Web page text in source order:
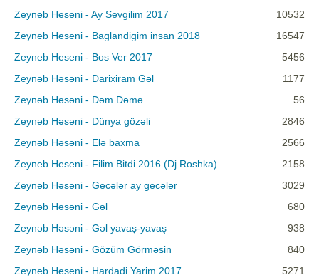
Zeyneb Heseni - Ay Sevgilim 2017
10532
Zeyneb Heseni - Baglandigim insan 2018
16547
Zeyneb Heseni - Bos Ver 2017
5456
Zeynəb Həsəni - Darixiram Gəl
1177
Zeynəb Həsəni - Dəm Dəmə
56
Zeynəb Həsəni - Dünya gözəli
2846
Zeynəb Həsəni - Elə baxma
2566
Zeyneb Heseni - Filim Bitdi 2016 (Dj Roshka)
2158
Zeynəb Həsəni - Gecələr ay gecələr
3029
Zeynəb Həsəni - Gəl
680
Zeynəb Həsəni - Gəl yavaş-yavaş
938
Zeynəb Həsəni - Gözüm Görməsin
840
Zeyneb Heseni - Hardadi Yarim 2017
5271